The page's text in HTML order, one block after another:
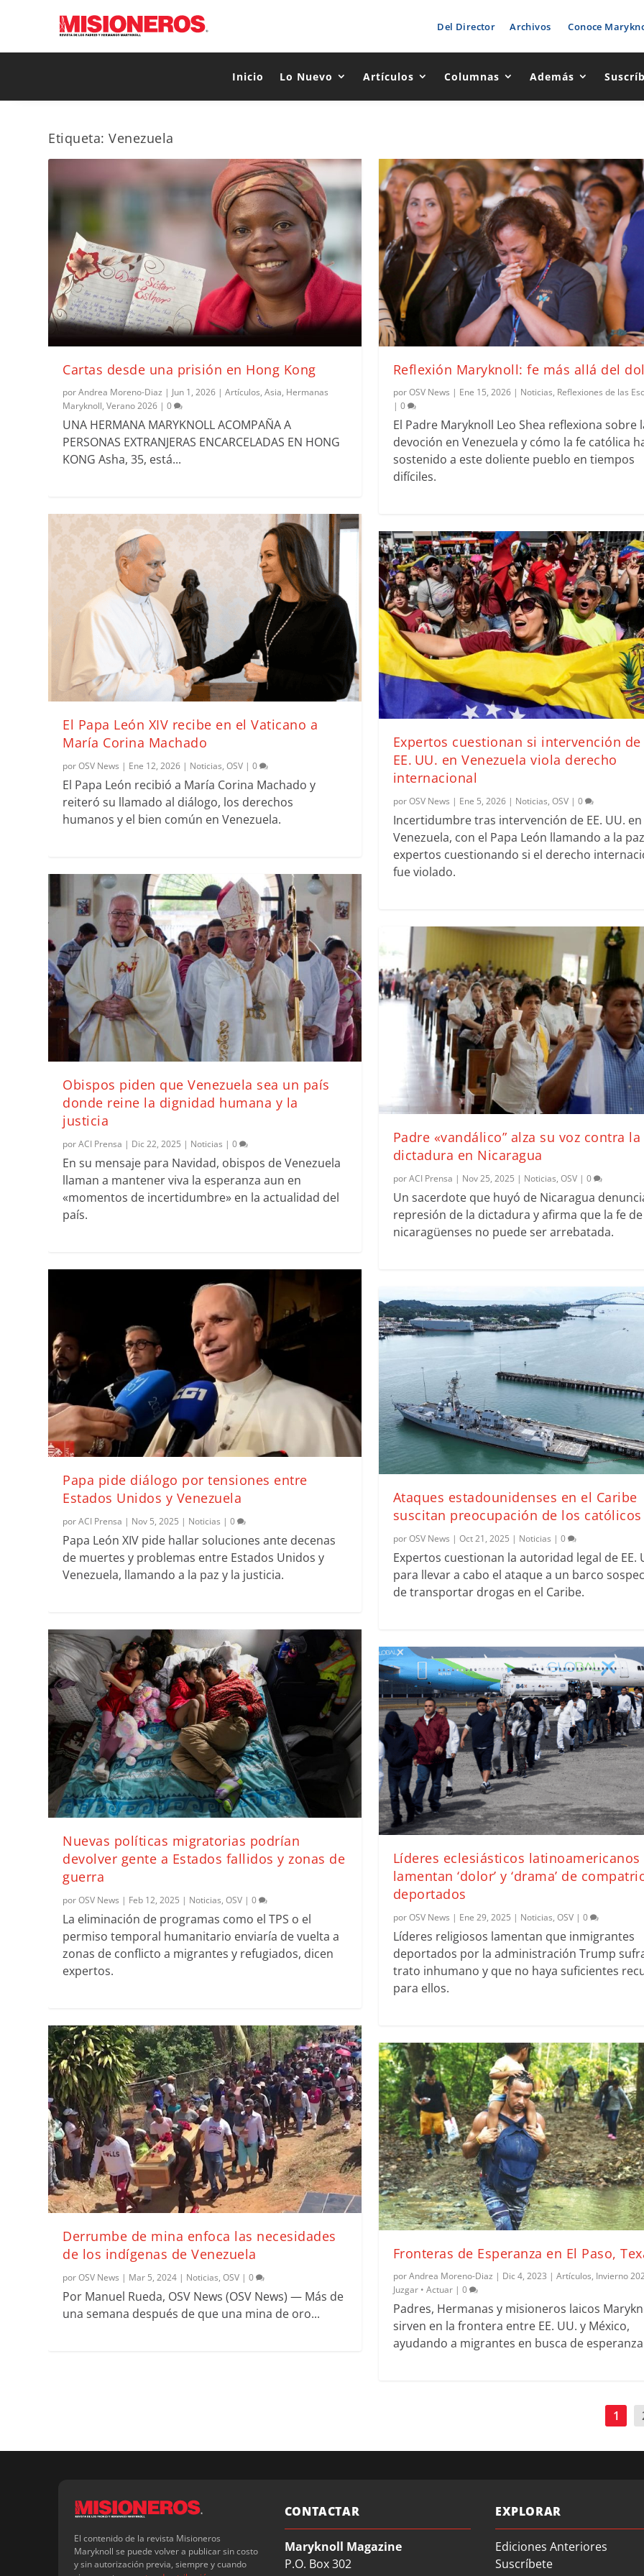
Del Director Archivos Conoce
Inicio Lo Nuevo Artículos Columnas Además
Etiqueta:Venezuela
Cartas desde una prisión en Hong Kong
porAndrea Moreno-Diaz | Jun 1, 2026 |Artículos,Asia, Hermanas
Maryknoll,Verano 2026 |0
UNA HERMANA MARYKNOLL ACOMPAÑA A
PERSONAS EXTRANJERAS ENCARCELADAS EN HONG
KONG Asha, 35, está...
El Papa León XIV recibe en el Vaticano a
María Corina Machado
porOSV News | Ene 12, 2026 | Noticias,OSV |0
El Papa León recibió a María Corina Machado y
reiteró su llamado al diálogo, los derechos
humanos y el bien común en Venezuela.
Obispos piden que Venezuela sea un país
donde reine la dignidad humana y la
justicia
porACI Prensa | Dic 22, 2025 | Noticias |0
En su mensaje para Navidad, obispos de Venezuela
llaman a mantener viva la esperanza aun en
«momentos de incertidumbre» en la actualidad del
país.
Papa pide diálogo por tensiones entre
Estados Unidos y Venezuela
porACI Prensa | Nov 5, 2025 | Noticias |0
Papa León XIV pide hallar soluciones ante decenas
de muertes y problemas entre Estados Unidos y
Venezuela, llamando a la paz y la justicia.
Nuevas políticas migratorias podrían
devolver gente a Estados fallidos y zonas de
guerra
porOSV News | Feb 12, 2025 | Noticias,OSV |0
La eliminación de programas como el TPS o el
permiso temporal humanitario enviaría de vuelta a
zonas de conflicto a migrantes y refugiados, dicen
expertos.
Derrumbe de mina enfoca las necesidades
de los indígenas de Venezuela
porOSV News | Mar 5, 2024 | Noticias,OSV |0
Por Manuel Rueda, OSV News (OSV News) — Más de
una semana después de que una mina de oro...
Reflexión Maryknoll: fe más allá del
porOSV News | Ene 15, 2026| Noticias, Reflexiones de las
| 0
El Padre Maryknoll Leo Shea reflexiona sobre
devoción en Venezuela y cómo la fe católica
sostenido a este doliente pueblo en tiempos
difíciles.
Expertos cuestionan si intervención de
EE. UU. en Venezuela viola derecho
internacional
porOSV News | Ene 5, 2026| Noticias, OSV| 0
Incertidumbre tras intervención de EE. UU. en
Venezuela, con el Papa León llamando a la
expertos cuestionando si el derecho
fue violado.
Padre «vandálico” alza su voz contra la
dictadura en Nicaragua
porACI Prensa | Nov 25, 2025 | Noticias, OSV| 0
Un sacerdote que huyó de Nicaragua
represión de la dictadura y afirma que la fe
nicaragüenses no puede ser arrebatada.
Ataques estadounidenses en el Caribe
suscitan preocupación de los católicos
porOSV News | Oct 21, 2025 | Noticias | 0
Expertos cuestionan la autoridad legal de EE.
para llevar a cabo el ataque a un barco
de transportar drogas en el Caribe.
Líderes eclesiásticos latinoamericanos
lamentan ‘dolor’ y ‘drama’ de
deportados
porOSV News | Ene 29, 2025 | Noticias, OSV| 0
Líderes religiosos lamentan que inmigrantes
deportados por la administración Trump
trato inhumano y que no haya suficientes
para ellos.
Fronteras de Esperanza en El Paso,
porAndrea Moreno-Diaz | Dic 4, 2023 | Artículos, Invierno
Juzgar • Actuar| 0
Padres, Hermanas y misioneros laicos
sirven en la frontera entre EE. UU. y México,
ayudando a migrantes en busca de
1
El contenido de la revista Misioneros
Maryknoll se puede volver a publicar sin costo
y sin autorización previa, siempre y cuando
CONTACTAR
Maryknoll Magazine
P.O. Box 302
EXPLORAR
Ediciones Anteriores
Suscríbete